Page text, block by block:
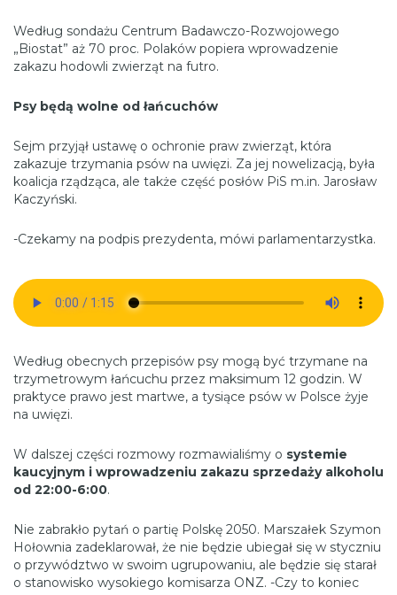
Według sondażu Centrum Badawczo-Rozwojowego
„Biostat” aż 70 proc. Polaków popiera wprowadzenie
zakazu hodowli zwierząt na futro.
Psy będą wolne od łańcuchów
Sejm przyjął ustawę o ochronie praw zwierząt, która
zakazuje trzymania psów na uwięzi. Za jej nowelizacją, była
koalicja rządząca, ale także część posłów PiS m.in. Jarosław
Kaczyński.
-Czekamy na podpis prezydenta, mówi parlamentarzystka.
Według obecnych przepisów psy mogą być trzymane na
trzymetrowym łańcuchu przez maksimum 12 godzin. W
praktyce prawo jest martwe, a tysiące psów w Polsce żyje
na uwięzi.
W dalszej części rozmowy rozmawialiśmy o systemie
kaucyjnym i wprowadzeniu zakazu sprzedaży alkoholu
od 22:00-6:00.
Nie zabrakło pytań o partię Polskę 2050. Marszałek Szymon
Hołownia zadeklarował, że nie będzie ubiegał się w styczniu
o przywództwo w swoim ugrupowaniu, ale będzie się starał
o stanowisko wysokiego komisarza ONZ. -Czy to koniec